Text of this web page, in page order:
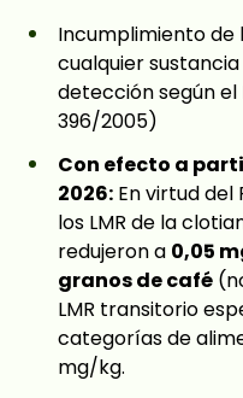
Incumplimiento de
cualquier
detección según el
396/2005)
Con efecto a
2026: En virtud del
los LMR de la
redujeron a 0,05
granos de café
LMR transitorio
categorías de
mg/kg.